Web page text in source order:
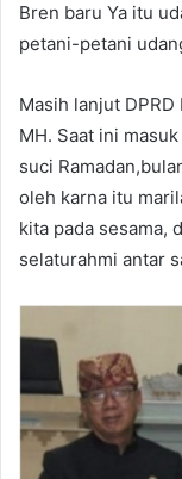
Bren baru Ya itu
petani-petani
Masih lanjut DPRD
MH. Saat ini
suci
oleh karna itu
kita pada sesama,
selaturahmi antar